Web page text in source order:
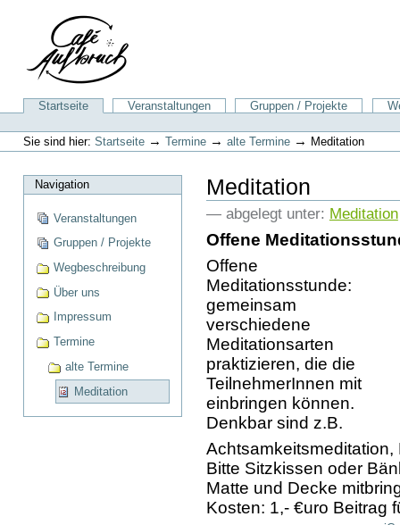
Navigation
SektionenStartseite Veranstaltungen Gruppen / Projekte
Benutzerspezifische
Werkzeuge
Sie sind hier: Startseite → Termine → alte Termine → Meditation
Navigation
Veranstaltungen
Gruppen / Projekte
Wegbeschreibung
Über uns
Impressum
Termine
alte Termine
Meditation
Meditation
— abgelegt unter: Meditation
Offene
Offene
Meditationsstunde:
gemeinsam
verschiedene
Meditationsarten
praktizieren, die die
TeilnehmerInnen mit
einbringen können.
Denkbar sind z.B.
Bitte Sitzkissen oder
Matte und Decke
Kosten: 1,- €uro Beitrag